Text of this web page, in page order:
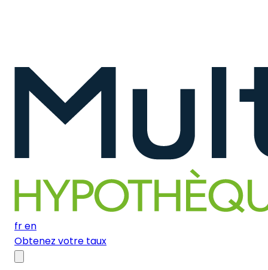
fren
Obtenez votre taux